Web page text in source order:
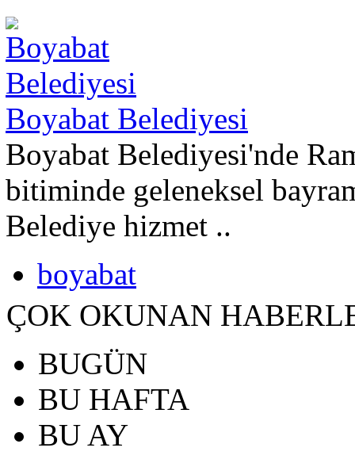
Boyabat Belediyesi
Boyabat Belediyesi'nde
bitiminde geleneksel
Belediye hizmet ..
boyabat
ÇOK OKUNAN
BUGÜN
BU HAFTA
BU AY